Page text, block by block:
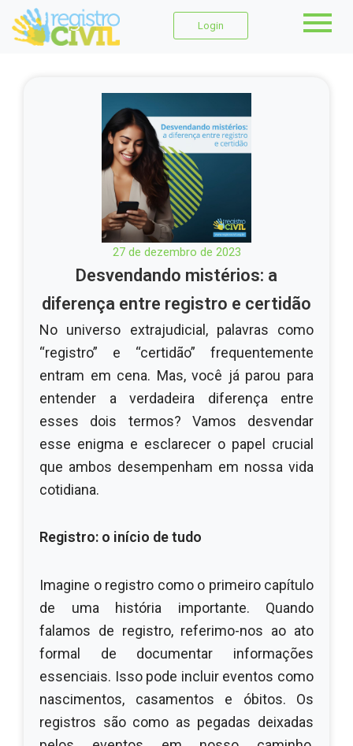
Login
27 de dezembro de 2023
Desvendando mistérios: a
diferença entre registro e certidão
No universo extrajudicial, palavras como
“registro” e “certidão” frequentemente
entram em cena. Mas, você já parou para
entender a verdadeira diferença entre
esses dois termos? Vamos desvendar
esse enigma e esclarecer o papel crucial
que ambos desempenham em nossa vida
cotidiana.
Registro: o início de tudo
Imagine o registro como o primeiro capítulo
de uma história importante. Quando
falamos de registro, referimo-nos ao ato
formal de documentar informações
essenciais. Isso pode incluir eventos como
nascimentos, casamentos e óbitos. Os
registros são como as pegadas deixadas